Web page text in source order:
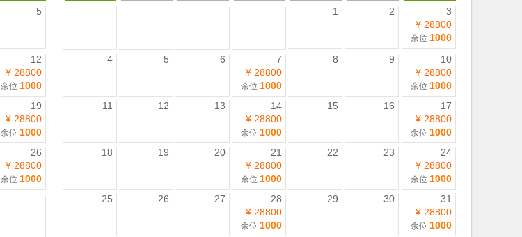
5
12
¥ 28800
余位 1000
19
¥ 28800
余位 1000
26
¥ 28800
余位 1000
1 2
3
¥ 28800
余位 1000
4
5 6
7
¥ 28800
余位 1000
8 9
10
¥ 28800
余位 1000
11
12 13
14
¥ 28800
余位 1000
15 16
17
¥ 28800
余位 1000
18
19 20
21
¥ 28800
余位 1000
22 23
24
¥ 28800
余位 1000
25
26 27
28
¥ 28800
余位 1000
29 30
31
¥ 28800
余位 1000